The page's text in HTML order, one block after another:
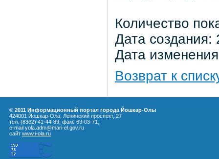
Количество
Дата
Дата
Возврат к
© 2011 Информационный портал города Йошкар-Олы
424001 Йошкар-Ола, Ленинский проспект, 27
тел. (8362) 41-44-89, факс 63-03-71,
e-mail yola.adm@mari-el.gov.ru
сайт www.i-ola.ru